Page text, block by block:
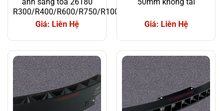
R300/R400/R600/R750/R1000
Giá: Liên Hệ
Giá: Liên Hệ